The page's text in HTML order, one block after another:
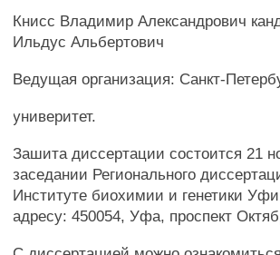
Книсс Владимир Александрович
Ильдус Альбертович
Ведущая организация: Санкт-
универитет.
Зашита диссертации состоится 21
заседании Регионального
Институте биохимии и генетики
адресу: 450054, Уфа, проспект